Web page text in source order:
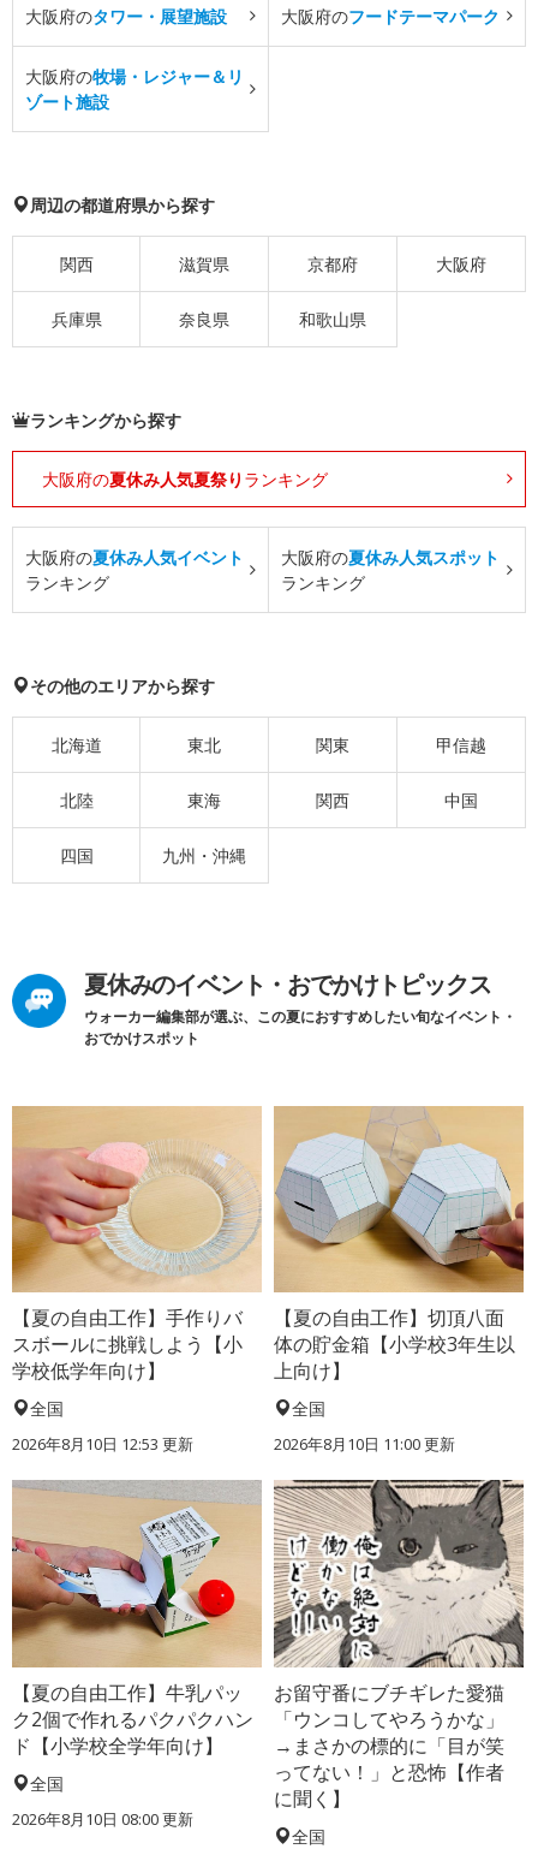
大阪府のタワー・展望施設 大阪府のフードテーマパーク
大阪府の牧場・レジャー＆リ
ゾート施設
周辺の都道府県から探す
関西 滋賀県 京都府 大阪府
兵庫県 奈良県 和歌山県
ランキングから探す
大阪府の夏休み人気夏祭り ランキング
大阪府の夏休み人気イベント
ランキング
大阪府の夏休み人気スポット
ランキング
その他のエリアから探す
北海道 東北 関東 甲信越
北陸 東海 関西 中国
四国 九州・沖縄
夏休みのイベント・おでかけトピックス
ウォーカー編集部が選ぶ、この夏におすすめしたい旬なイベント・
おでかけスポット
【夏の自由工作】手作りバ
スボールに挑戦しよう【小
学校低学年向け】
全国
2026年8月10日 12:53 更新
【夏の自由工作】切頂八面
体の貯金箱【小学校3年生以
上向け】
全国
2026年8月10日 11:00更新
【夏の自由工作】牛乳パッ
ク2個で作れるパクパクハン
ド【小学校全学年向け】
全国
2026年8月10日 08:00更新
お留守番にブチギレた愛猫
「ウンコしてやろうかな」
→まさかの標的に「目が笑
ってない！」と恐怖【作者
に聞く】
全国